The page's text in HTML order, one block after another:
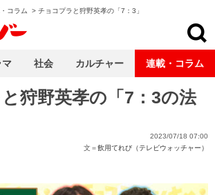
コラム > チョコプラと狩野英孝の「7：3」
狩野英孝の「7：3の法
2023/07/18 07:00
文＝飲用てれび（テレビウォッチャー）
マ 社会 カルチャー 連載・コラム